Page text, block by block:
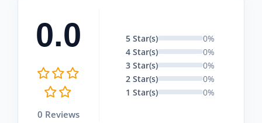
0.0
0 Reviews
5 Star(s)
0%
4 Star(s)
0%
3 Star(s)
0%
2 Star(s)
0%
1 Star(s)
0%